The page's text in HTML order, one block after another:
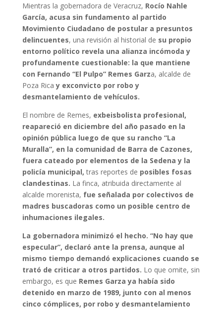
Mientras la gobernadora de Veracruz, Rocío Nahle
García, acusa sin fundamento al partido
Movimiento Ciudadano de postular a presuntos
delincuentes, una revisión al historial de su propio
entorno político revela una alianza incómoda y
profundamente cuestionable: la que mantiene
con Fernando “El Pulpo” Remes Garza, alcalde de
Poza Ricay exconvicto por robo y
desmantelamiento de vehículos.
El nombre de Remes, exbeisbolista profesional,
reapareció en diciembre del año pasado en la
opinión pública luego de que su rancho “La
Muralla”, en la comunidad de Barra de Cazones,
fuera cateado por elementos de la Sedena y la
policía municipal, tras reportes de posibles fosas
clandestinas. La finca, atribuida directamente al
alcalde morenista, fue señalada por colectivos de
madres buscadoras como un posible centro de
inhumaciones ilegales.
La gobernadora minimizó el hecho. “No hay que
especular”, declaró ante la prensa, aunque al
mismo tiempo demandó explicaciones cuando se
trató de criticar a otros partidos. Lo que omite, sin
embargo, es que Remes Garza ya había sido
detenido en marzo de 1989, junto con al menos
cinco cómplices, por robo y desmantelamiento